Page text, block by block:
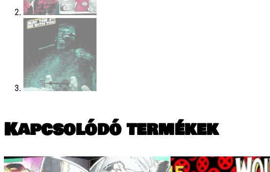
Kapcsolódó termékek